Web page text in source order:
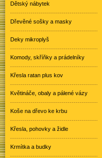
Dětský nábytek
Dřevěné sošky a masky
Deky mikroplyš
Komody, skříňky a prádelníky
Křesla ratan plus kov
Květináče, obaly a pálené vázy
Koše na dřevo ke krbu
Křesla, pohovky a židle
Krmítka a budky